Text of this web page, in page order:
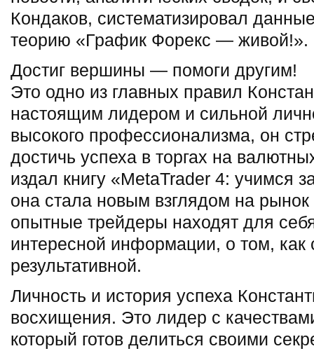
Кондаков, систематизировал
теорию «График Форекс — живой!».
Достиг вершины — помоги другим!
Это одно из главных правил
настоящим лидером и сильной
высокого профессионализма, он
достичь успеха в торгах на
издал книгу «MetaTrader 4: учимся
она стала новым взглядом на
опытные трейдеры находят для
интересной информации, о том, как
результативной.
Личность и история успеха
восхищения. Это лидер с
который готов делиться своими